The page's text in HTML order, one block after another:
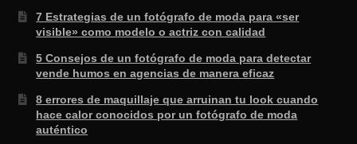
7 Estrategias de un fotógrafo de moda para «ser
visible» como modelo o actriz con calidad
5 Consejos de un fotógrafo de moda para detectar
vende humos en agencias de manera eficaz
8 errores de maquillaje que arruinan tu look cuando
hace calor conocidos por un fotógrafo de moda
auténtico